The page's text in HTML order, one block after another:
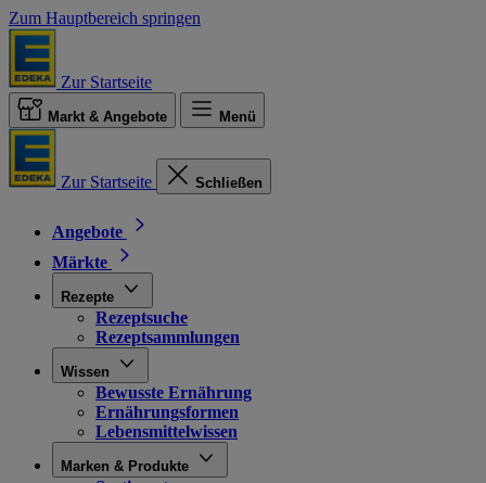
Zum Hauptbereich springen
Zur Startseite
Markt & Angebote Menü
Zur Startseite Schließen
Angebote
Märkte
Rezepte
Rezeptsuche
Rezeptsammlungen
Wissen
Bewusste Ernährung
Ernährungsformen
Lebensmittelwissen
Marken & Produkte